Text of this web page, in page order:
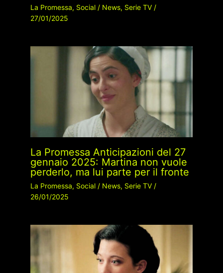
La Promessa, Social/ News, Serie TV/
27/01/2025
La Promessa Anticipazioni del 27
gennaio 2025: Martina non vuole
perderlo, ma lui parte per il fronte
La Promessa, Social/ News, Serie TV/
26/01/2025